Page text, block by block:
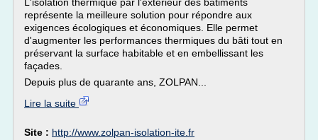
représente la meilleure solution pour répondre aux
exigences écologiques et économiques. Elle permet
d'augmenter les performances thermiques du bâti tout en
préservant la surface habitable et en embellissant les
façades.
Depuis plus de quarante ans, ZOLPAN...
Lire la suite
Site : http://www.zolpan-isolation-ite.fr